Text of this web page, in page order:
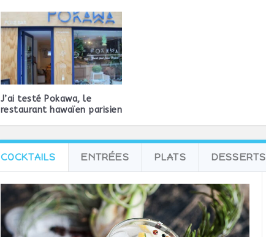
J’ai testé Pokawa, le
restaurant hawaïen parisien
COCKTAILS ENTRÉES PLATS DESSERTS